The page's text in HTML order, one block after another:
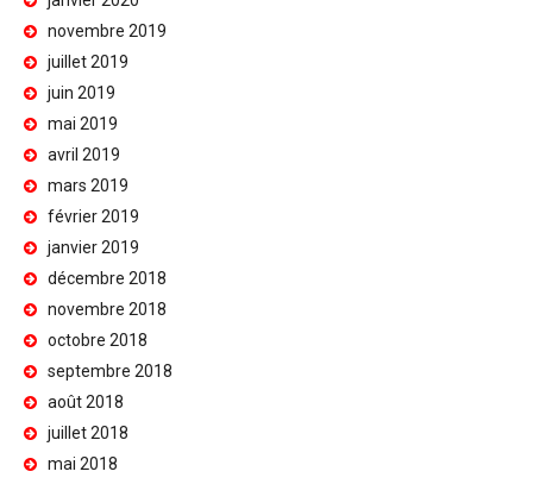
novembre 2019
juillet 2019
juin 2019
mai 2019
avril 2019
mars 2019
février 2019
janvier 2019
décembre 2018
novembre 2018
octobre 2018
septembre 2018
août 2018
juillet 2018
mai 2018